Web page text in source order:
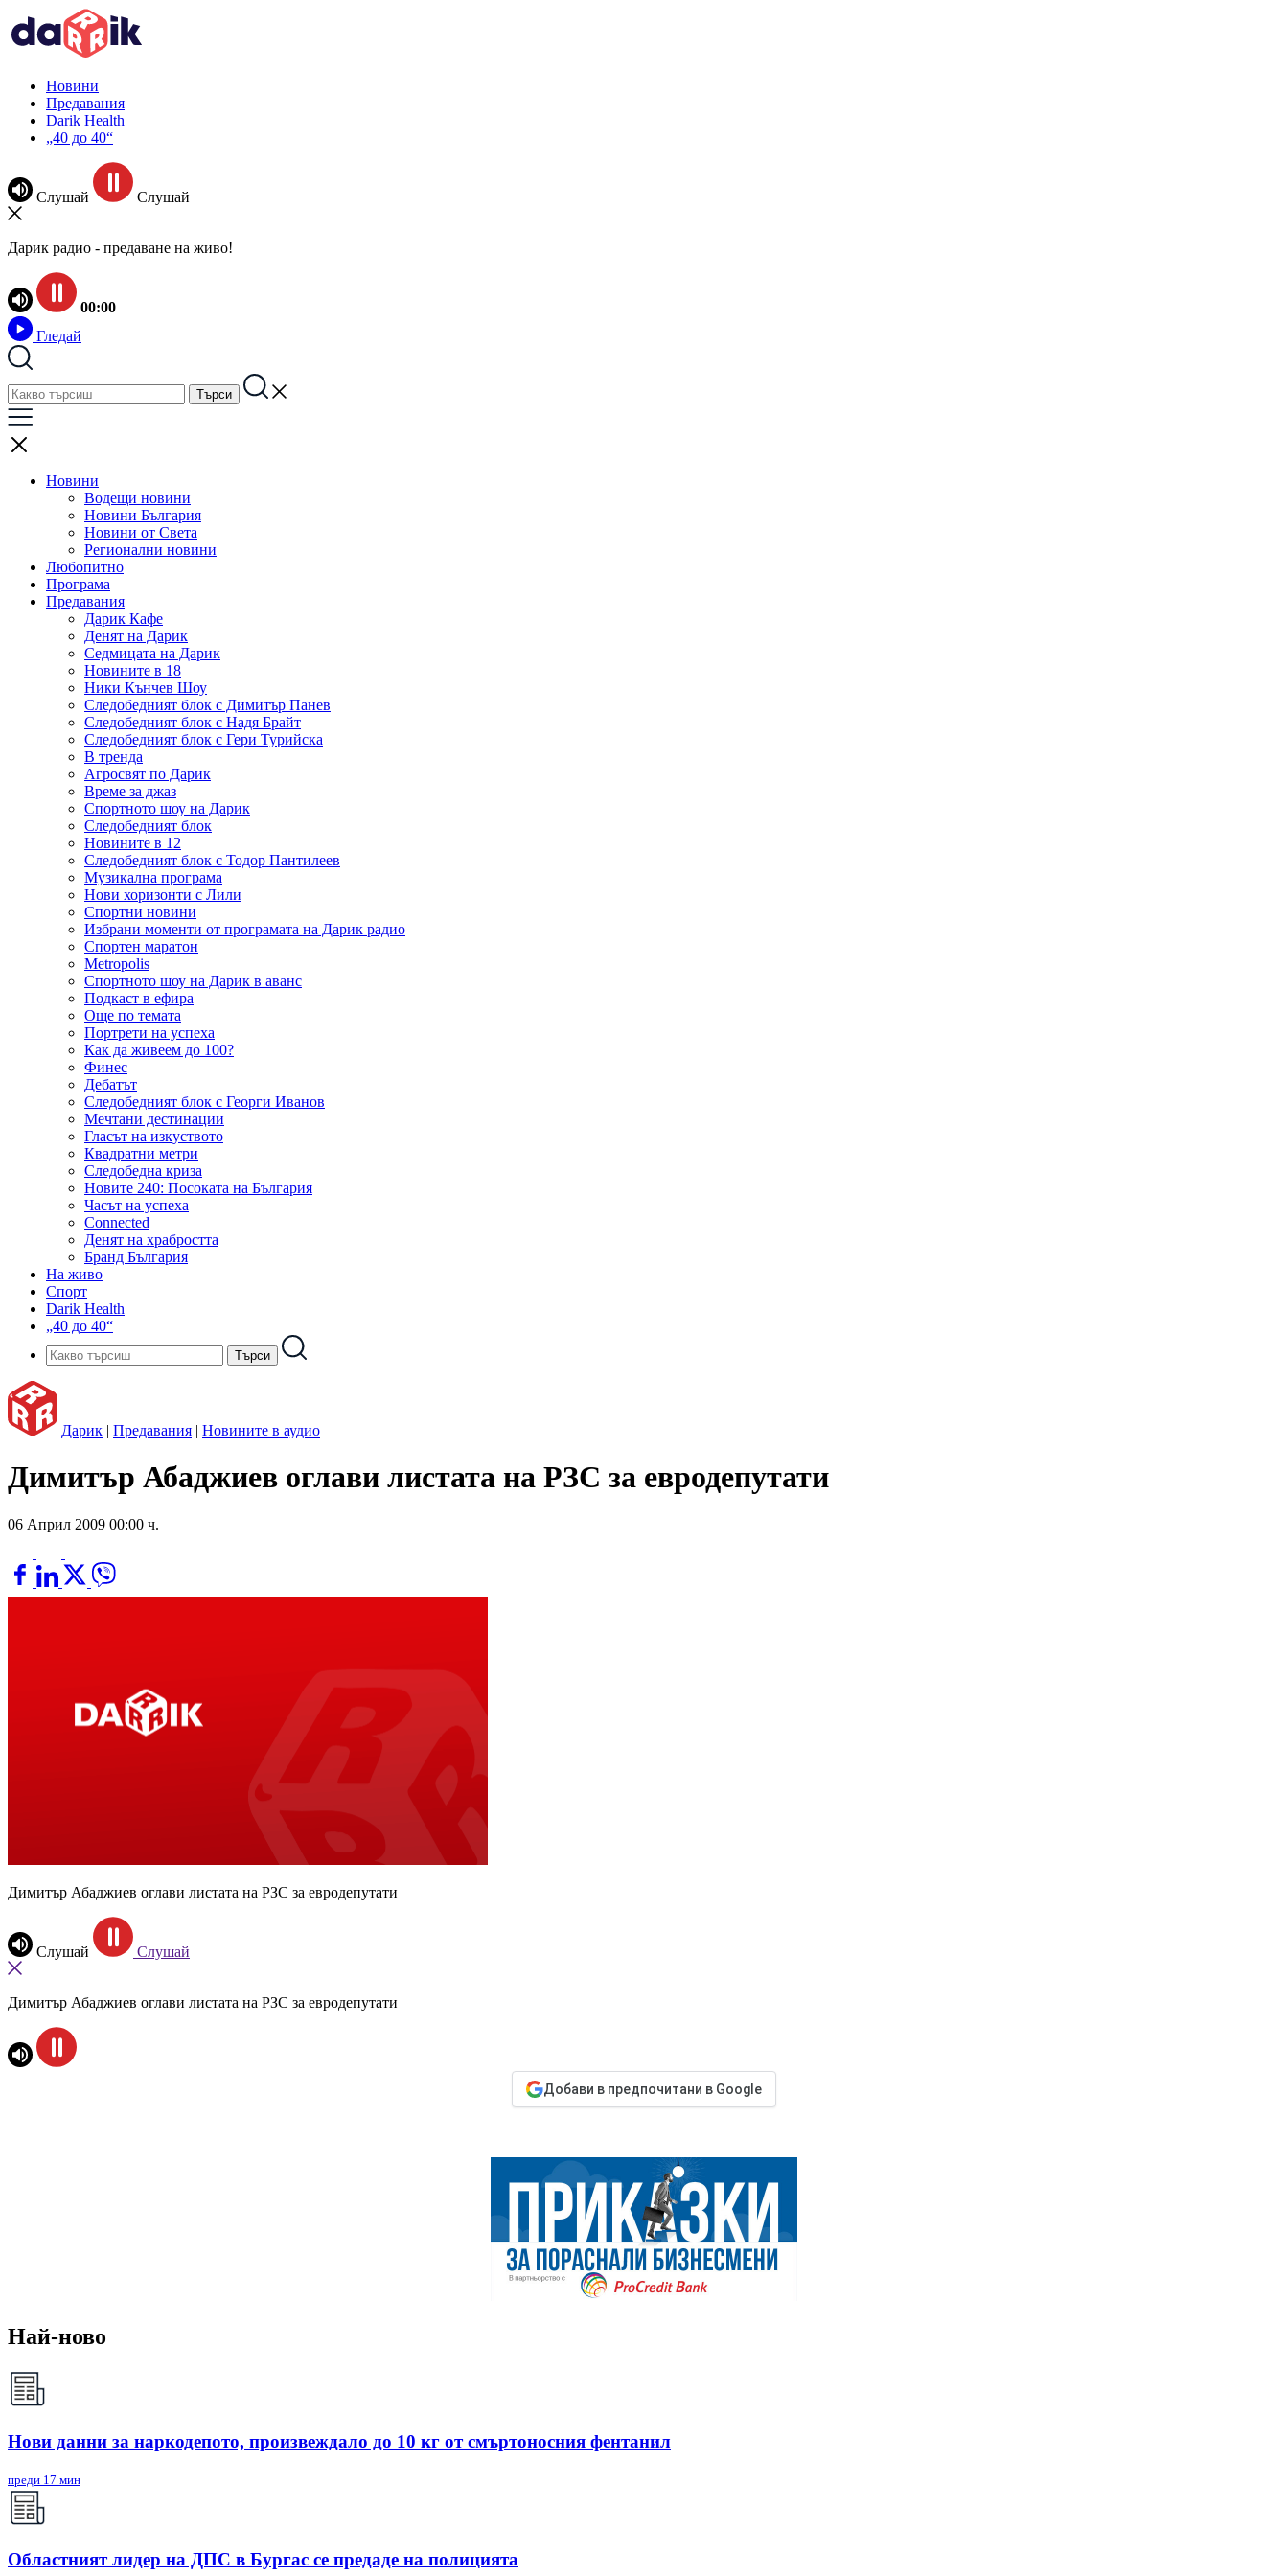
Новини
Предавания
Darik Health
„40 до 40“
Слушай Слушай
Дарик радио - предаване на живо!
00:00
Гледай
Новини
Водещи новини
Новини България
Новини от Света
Регионални новини
Любопитно
Програма
Предавания
Дарик Кафе
Денят на Дарик
Седмицата на Дарик
Новините в 18
Ники Кънчев Шоу
Следобедният блок с Димитър Панев
Следобедният блок с Надя Брайт
Следобедният блок с Гери Турийска
В тренда
Агросвят по Дарик
Време за джаз
Спортното шоу на Дарик
Следобедният блок
Новините в 12
Следобедният блок с Тодор Пантилеев
Музикална програма
Нови хоризонти с Лили
Спортни новини
Избрани моменти от програмата на Дарик радио
Спортен маратон
Metropolis
Спортното шоу на Дарик в аванс
Подкаст в ефира
Още по темата
Портрети на успеха
Как да живеем до 100?
Финес
Дебатът
Следобедният блок с Георги Иванов
Мечтани дестинации
Гласът на изкуството
Квадратни метри
Следобедна криза
Новите 240: Посоката на България
Часът на успеха
Connected
Денят на храбростта
Бранд България
На живо
Спорт
Darik Health
„40 до 40“
Дарик | Предавания | Новините в аудио
Димитър Абаджиев оглави листата на РЗС за евродепутати
06 Април 2009 00:00 ч.
Димитър Абаджиев оглави листата на РЗС за евродепутати
Слушай Слушай
Димитър Абаджиев оглави листата на РЗС за евродепутати
Добави в предпочитани в Google
Най-ново
Нови данни за наркодепото, произвеждало до 10 кг от смъртоносния фентанил
преди 17 мин
Областният лидер на ДПС в Бургас се предаде на полицията